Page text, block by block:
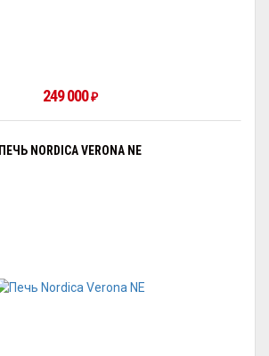
249 000₽
ПЕЧЬ NORDICA VERONA NE